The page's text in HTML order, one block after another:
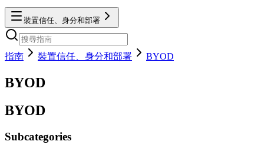
裝置信任、身分和部署
指南 裝置信任、身分和部署 BYOD
BYOD
BYOD
Subcategories